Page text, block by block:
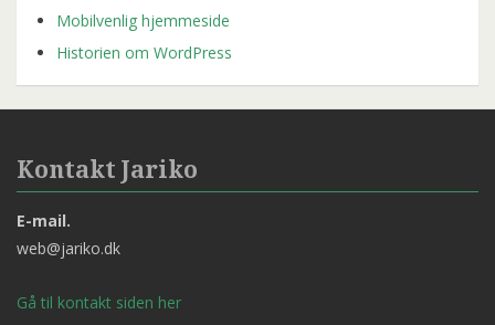
Mobilvenlig hjemmeside
Historien om WordPress
Kontakt Jariko
E-mail.
web@jariko.dk
Gå til kontakt siden her